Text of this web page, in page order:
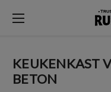
KEUKENKAST
BETON